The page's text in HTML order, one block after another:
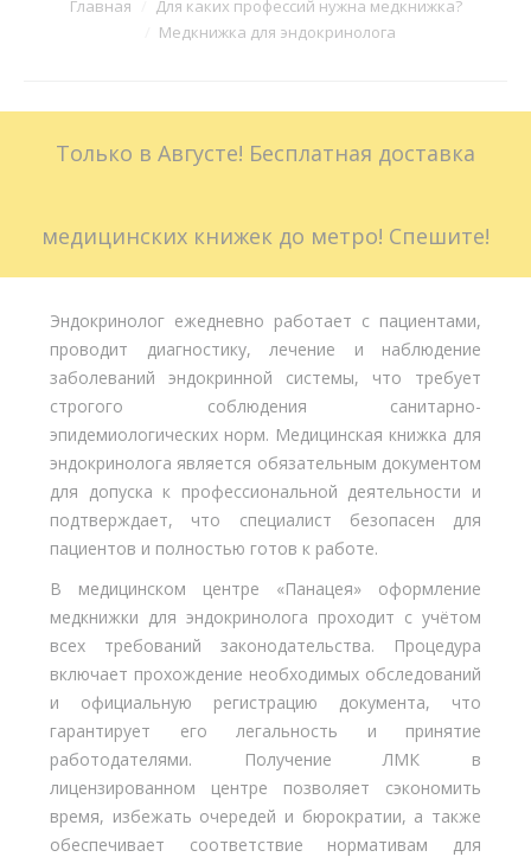
Больничные листы
Доставка
Вы здесь:Главная
Для каких профессий нужна медкнижка?
Медкнижка для эндокринолога
Только в Августе! Бесплатная доставка
медицинских книжек до метро! Спешите!
Эндокринолог ежедневно работает с пациентами,
проводит диагностику, лечение и наблюдение
заболеваний эндокринной системы, что требует
строгого соблюдения санитарно-
эпидемиологических норм. Медицинская книжка для
эндокринолога является обязательным документом
для допуска к профессиональной деятельности и
подтверждает, что специалист безопасен для
пациентов и полностью готов к работе.
В медицинском центре «Панацея» оформление
медкнижки для эндокринолога проходит с учётом
всех требований законодательства. Процедура
включает прохождение необходимых обследований
и официальную регистрацию документа, что
гарантирует его легальность и принятие
работодателями. Получение ЛМК в
лицензированном центре позволяет сэкономить
время, избежать очередей и бюрократии, а также
обеспечивает соответствие нормативам для